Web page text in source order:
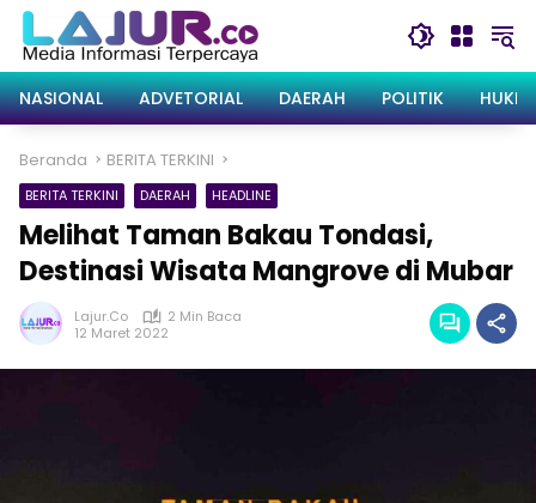
Langsung
konten
NASIONAL
ADVETORIAL DAERAH POLITIK
Beranda BERITA TERKINI
BERITA TERKINI DAERAH HEADLINE
Melihat Taman Bakau Tondasi,
Destinasi Wisata Mangrove di Mubar
Lajur.co
2 Min Baca
12 Maret 2022